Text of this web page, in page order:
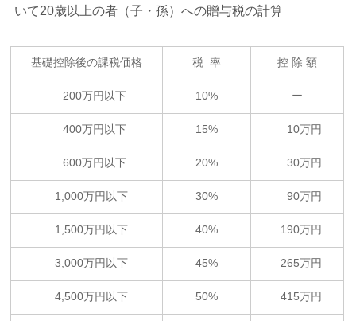
いて20歳以上の者（子・孫）への贈与税の計算
基礎控除後の課税価格 税 率 控 除 額
200万円以下 10% ー
400万円以下 15% 10万円
600万円以下 20% 30万円
1,000万円以下 30% 90万円
1,500万円以下 40% 190万円
3,000万円以下 45% 265万円
4,500万円以下 50% 415万円